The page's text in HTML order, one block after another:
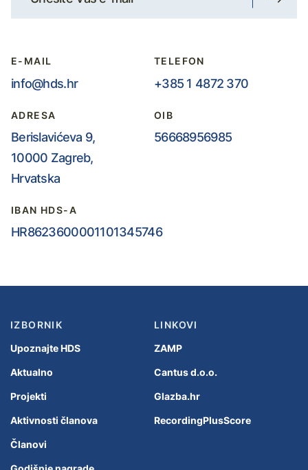
E-MAIL
info@hds.hr
TELEFON
+385 1 4872 370
ADRESA
Berislavićeva 9,
10000 Zagreb,
Hrvatska
OIB
56668956985
IBAN HDS-A
HR8623600001101345746
IZBORNIK
Upoznajte HDS
Aktualno
Projekti
Aktivnosti članova
Članovi
LINKOVI
ZAMP
Cantus d.o.o.
Glazba.hr
RecordingPlusScore